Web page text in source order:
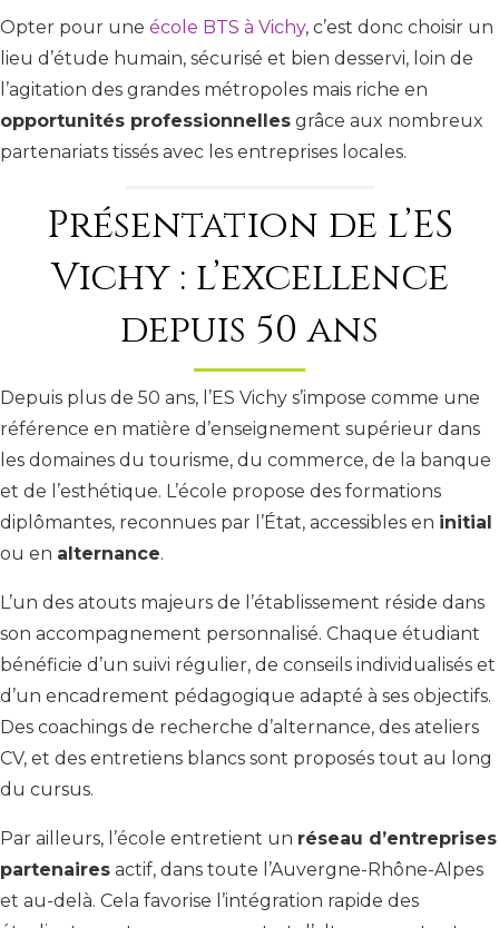
Opter pour une école BTS à Vichy, c’est donc choisir un
lieu d’étude humain, sécurisé et bien desservi, loin de
l’agitation des grandes métropoles mais riche en
opportunités professionnelles grâce aux nombreux
partenariats tissés avec les entreprises locales.
Présentation de l’ES
Vichy : l’excellence
depuis 50 ans
Depuis plus de 50 ans, l’ES Vichy s’impose comme une
référence en matière d’enseignement supérieur dans
les domaines du tourisme, du commerce, de la banque
et de l’esthétique. L’école propose des formations
diplômantes, reconnues par l’État, accessibles en initial
ou en alternance.
L’un des atouts majeurs de l’établissement réside dans
son accompagnement personnalisé. Chaque étudiant
bénéficie d’un suivi régulier, de conseils individualisés et
d’un encadrement pédagogique adapté à ses objectifs.
Des coachings de recherche d’alternance, des ateliers
CV, et des entretiens blancs sont proposés tout au long
du cursus.
Par ailleurs, l’école entretient un réseau d’entreprises
partenaires actif, dans toute l’Auvergne-Rhône-Alpes
et au-delà. Cela favorise l’intégration rapide des